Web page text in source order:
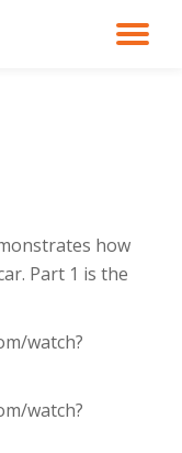
how
Part 1 is the
watch?
watch?